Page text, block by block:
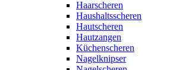
Haarscheren
Haushaltsscheren
Hautscheren
Hautzangen
Küchenscheren
Nagelknipser